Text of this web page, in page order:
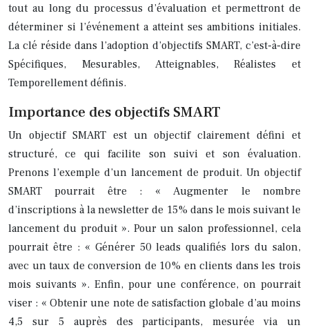
tout au long du processus d’évaluation et permettront de
déterminer si l’événement a atteint ses ambitions initiales.
La clé réside dans l’adoption d’objectifs SMART, c’est-à-dire
Spécifiques, Mesurables, Atteignables, Réalistes et
Temporellement définis.
Importance des objectifs SMART
Un objectif SMART est un objectif clairement défini et
structuré, ce qui facilite son suivi et son évaluation.
Prenons l’exemple d’un lancement de produit. Un objectif
SMART pourrait être : « Augmenter le nombre
d’inscriptions à la newsletter de 15% dans le mois suivant le
lancement du produit ». Pour un salon professionnel, cela
pourrait être : « Générer 50 leads qualifiés lors du salon,
avec un taux de conversion de 10% en clients dans les trois
mois suivants ». Enfin, pour une conférence, on pourrait
viser : « Obtenir une note de satisfaction globale d’au moins
4,5 sur 5 auprès des participants, mesurée via un